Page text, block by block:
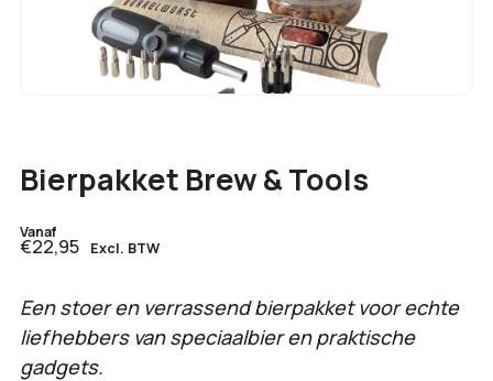
Bierpakket Brew & Tools
Vanaf
€22,95 Excl. BTW
Een stoer en verrassend bierpakket voor echte
liefhebbers van speciaalbier en praktische
gadgets.